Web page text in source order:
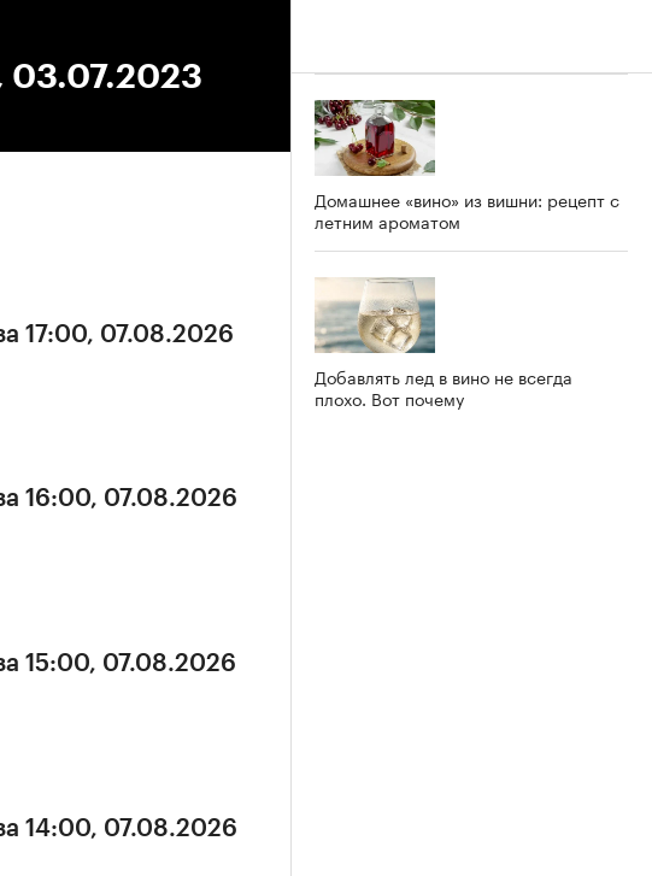
03.07.2023
17:00, 07.08.2026
16:00, 07.08.2026
15:00, 07.08.2026
14:00, 07.08.2026
Домашнее «вино» из вишни: рецепт с
летним ароматом
Добавлять лед в вино не всегда
плохо. Вот почему